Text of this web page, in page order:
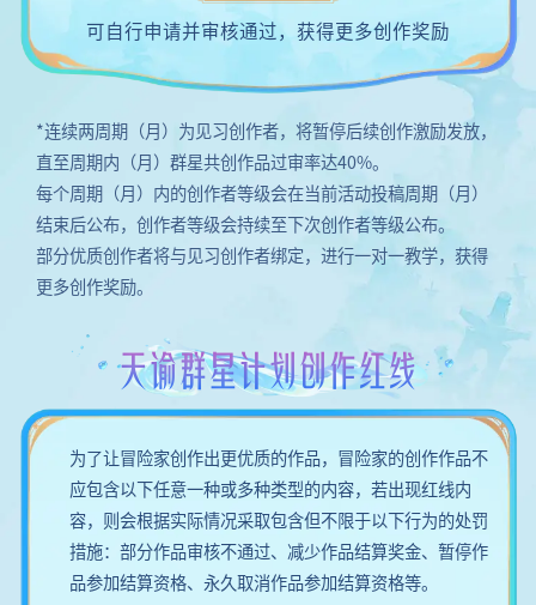
可自行申请并审核通过，获得更多创作奖励
*连续两周期（月）为见习创作者，将暂停后续创作激励发放，
直至周期内（月）群星共创作品过审率达40%。
每个周期（月）内的创作者等级会在当前活动投稿周期（月）
结束后公布，创作者等级会持续至下次创作者等级公布。
部分优质创作者将与见习创作者绑定，进行一对一教学，获得
更多创作奖励。
天谕群星计划创作红线
为了让冒险家创作出更优质的作品，冒险家的创作作品不
应包含以下任意一种或多种类型的内容，若出现红线内
容，则会根据实际情况采取包含但不限于以下行为的处罚
措施：部分作品审核不通过、减少作品结算奖金、暂停作
品参加结算资格、永久取消作品参加结算资格等。